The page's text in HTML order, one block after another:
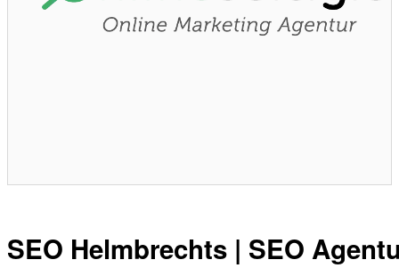
SEO Helmbrechts | SEO